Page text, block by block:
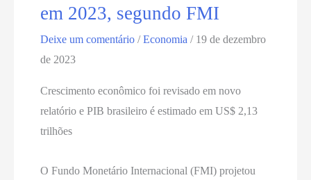
em 2023, segundo FMI
Deixe um comentário /Economia / 19 de dezembro
de 2023
Crescimento econômico foi revisado em novo
relatório e PIB brasileiro é estimado em US$ 2,13
trilhões
O Fundo Monetário Internacional (FMI) projetou